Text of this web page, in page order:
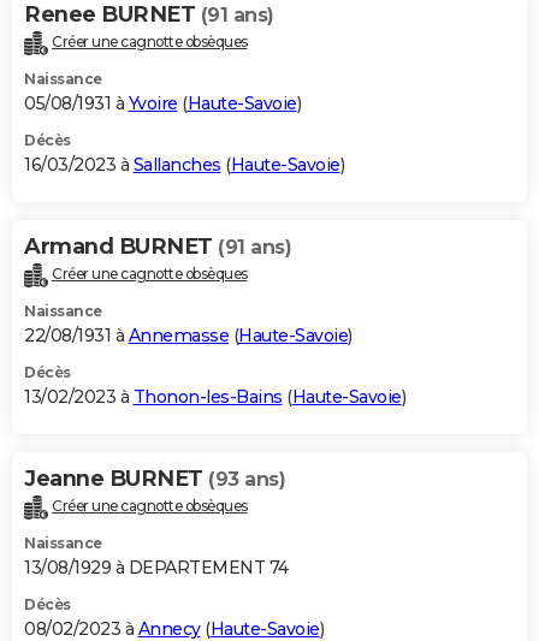
Renee BURNET (91 ans)
Créer une cagnotte obsèques
Naissance
05/08/1931 à Yvoire (Haute-Savoie)
Décès
16/03/2023 à Sallanches (Haute-Savoie)
Armand BURNET (91 ans)
Créer une cagnotte obsèques
Naissance
22/08/1931 à Annemasse (Haute-Savoie)
Décès
13/02/2023 à Thonon-les-Bains (Haute-Savoie)
Jeanne BURNET (93 ans)
Créer une cagnotte obsèques
Naissance
13/08/1929 à DEPARTEMENT 74
Décès
08/02/2023 à Annecy(Haute-Savoie)